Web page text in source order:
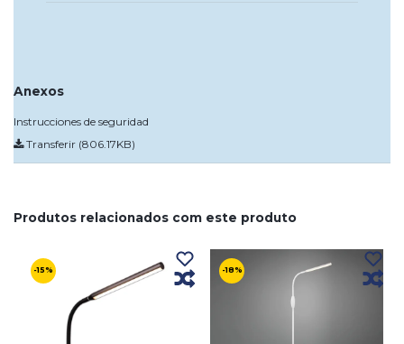
Anexos
Instrucciones de seguridad
Transferir (806.17KB)
Produtos relacionados com este produto
-15% -18%